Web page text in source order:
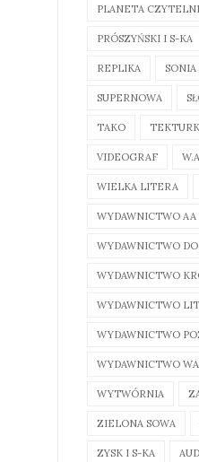
PLANETA
PRÓSZYŃSKI I S-KA
REPLIKA SONIA
SUPERNOWA
TAKO
VIDEOGRAF
WIELKA LITERA
WYDAWNICTWO AA
WYDAWNICTWO
WYDAWNICTWO
WYDAWNICTWO
WYDAWNICTWO
WYDAWNICTWO
WYTWÓRNIA
ZIELONA SOWA
ZYSK I S-KA